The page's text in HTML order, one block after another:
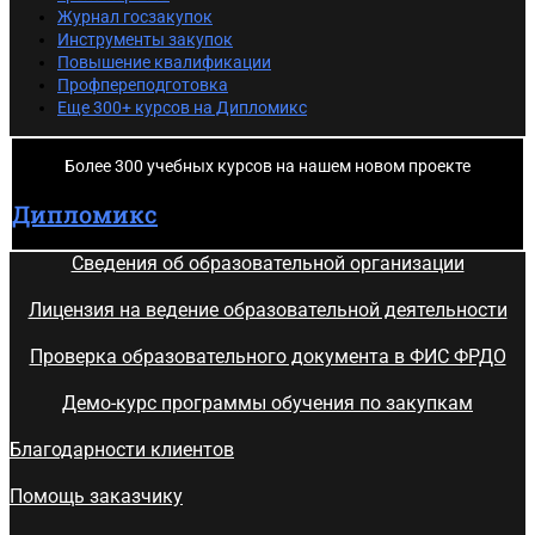
ОТПРАВИТЬ
Открой меня!
Журнал госзакупок
Инструменты закупок
Повышение квалификации
Профпереподготовка
Еще 300+ курсов на Дипломикс
Более 300 учебных курсов на нашем новом проекте
Дипломикс
Сведения об образовательной организации
Лицензия на ведение образовательной деятельности
Проверка образовательного документа в ФИС ФРДО
Демо-курс программы обучения по закупкам
Благодарности клиентов
Помощь заказчику